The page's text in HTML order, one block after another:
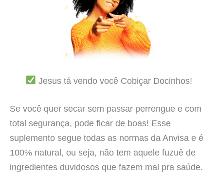
Jesus tá vendo você Cobiçar Docinhos!
Se você quer secar sem passar perrengue e com
total segurança, pode ficar de boas! Esse
suplemento segue todas as normas da Anvisa e é
100% natural, ou seja, não tem aquele fuzuê de
ingredientes duvidosos que fazem mal pra saúde.